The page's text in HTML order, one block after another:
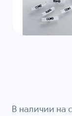
В наличии на